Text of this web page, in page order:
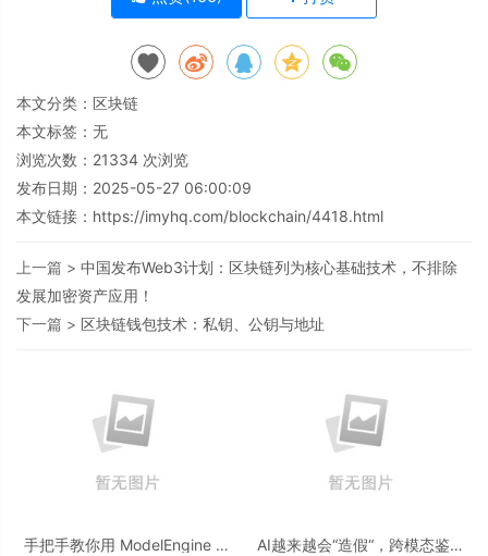
本文分类： 区块链
本文标签：无
浏览次数： 21334 次浏览
发布日期：2025-05-27 06:00:09
本文链接： https://imyhq.com/blockchain/4418.html
上一篇 > 中国发布Web3计划：区块链列为核心基础技术，不排除
发展加密资产应用！
下一篇 > 区块链钱包技术：私钥、公钥与地址
手把手教你用 ModelEngine 打
AI越来越会“造假“，跨模态鉴伪